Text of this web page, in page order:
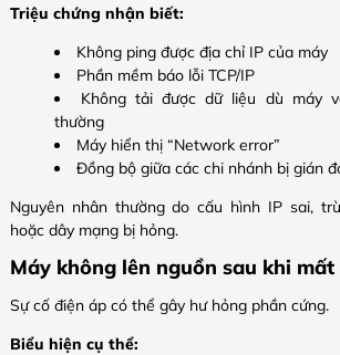
Triệu chứng nhận biết:
Không ping được địa chỉ IP của máy
Phần mềm báo lỗi TCP/IP
Không tải được dữ liệu dù máy
thường
Máy hiển thị “Network error”
Đồng bộ giữa các chi nhánh bị gián
Nguyên nhân thường do cấu hình IP sai,
hoặc dây mạng bị hỏng.
Máy không lên nguồn sau khi mất
Sự cố điện áp có thể gây hư hỏng phần cứng.
Biểu hiện cụ thể: